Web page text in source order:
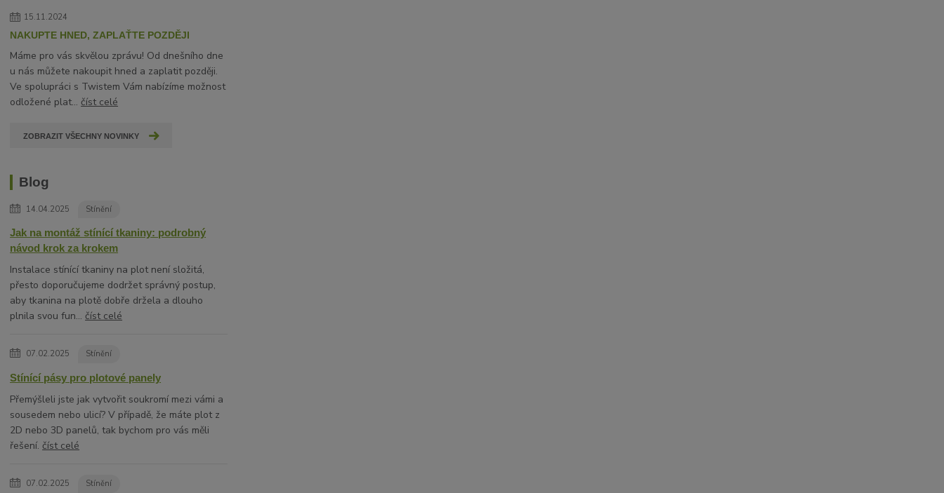
15.11.2024
NAKUPTE HNED, ZAPLAŤTE POZDĚJI
Máme pro vás skvělou zprávu! Od dnešního dne
u nás můžete nakoupit hned a zaplatit později.
Ve spolupráci s Twistem Vám nabízíme možnost
odložené plat...číst celé
ZOBRAZIT VŠECHNY NOVINKY
Blog
14.04.2025 Stínění
Jak na montáž stínící tkaniny: podrobný
návod krok za krokem
Instalace stínící tkaniny na plot není složitá,
přesto doporučujeme dodržet správný postup,
aby tkanina na plotě dobře držela a dlouho
plnila svou fun...číst celé
07.02.2025 Stínění
Stínící pásy pro plotové panely
Přemýšleli jste jak vytvořit soukromí mezi vámi a
sousedem nebo ulicí? V případě, že máte plot z
2D nebo 3D panelů, tak bychom pro vás měli
řešení.číst celé
07.02.2025 Stínění